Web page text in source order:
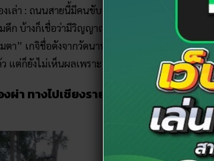
งเล่า : ถนนสายนี้มีคนขับรถมาตายหลายรายแล้ว จ
ดึก บ้างก็เชื่อว่ามีวิญญาณสุดเฮี้ยนสถิตอยู่ทำให้คนต
ตา” เกจิชื่อดังจากวัดนาทวี รวมทั้งยังเคยนิมนต์เจ้
แต่ก็ยังไม่เห็นผลเพราะก็ยังคงเกิดอุบัติเหตุอยู่เรื่อย
ผ่า ทางไปเชียงราย